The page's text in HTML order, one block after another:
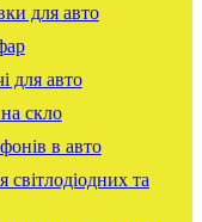
для авто
для авто
скло
в авто
та